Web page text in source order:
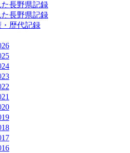
長野県記録
長野県記録
歴代記録